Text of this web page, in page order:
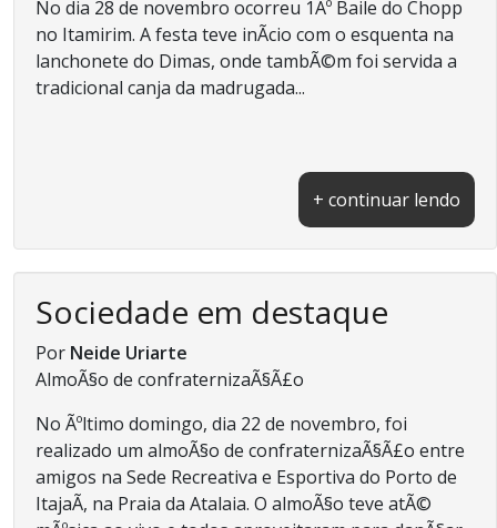
No dia 28 de novembro ocorreu 1Âº Baile do Chopp
no Itamirim. A festa teve inÃ­cio com o esquenta na
lanchonete do Dimas, onde tambÃ©m foi servida a
tradicional canja da madrugada...
+ continuar lendo
Sociedade em destaque
Por Neide Uriarte
AlmoÃ§o de confraternizaÃ§Ã£o
No Ãºltimo domingo, dia 22 de novembro, foi
realizado um almoÃ§o de confraternizaÃ§Ã£o entre
amigos na Sede Recreativa e Esportiva do Porto de
ItajaÃ­, na Praia da Atalaia. O almoÃ§o teve atÃ©